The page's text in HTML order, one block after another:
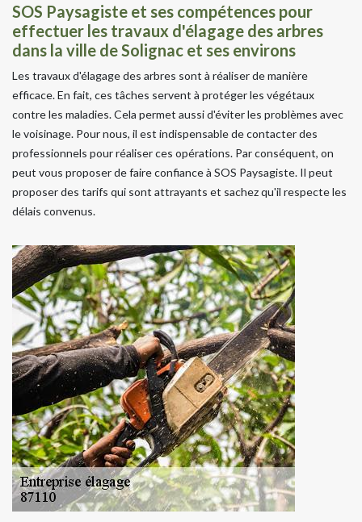
SOS Paysagiste et ses compétences pour
effectuer les travaux d'élagage des arbres
dans la ville de Solignac et ses environs
Les travaux d'élagage des arbres sont à réaliser de manière
efficace. En fait, ces tâches servent à protéger les végétaux
contre les maladies. Cela permet aussi d'éviter les problèmes avec
le voisinage. Pour nous, il est indispensable de contacter des
professionnels pour réaliser ces opérations. Par conséquent, on
peut vous proposer de faire confiance à SOS Paysagiste. Il peut
proposer des tarifs qui sont attrayants et sachez qu'il respecte les
délais convenus.